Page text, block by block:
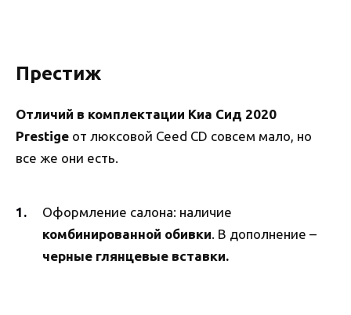
Престиж
Отличий в комплектации Киа Сид 2020
Prestige от люксовой Ceed CD совсем мало, но
все же они есть.
Оформление салона: наличие
комбинированной обивки. В дополнение –
черные глянцевые вставки.